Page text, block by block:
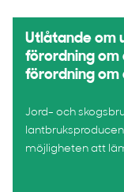
Utlåtande om
förordning
förordning om
Jord- och
möjligheten att